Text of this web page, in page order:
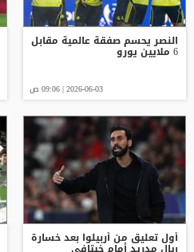
النصر يحسم صفقة عالمية مقابل
6 ملايين يورو
2026-06-03 | 09:06 ص
أول تعليق من أربيلوا بعد خسارة